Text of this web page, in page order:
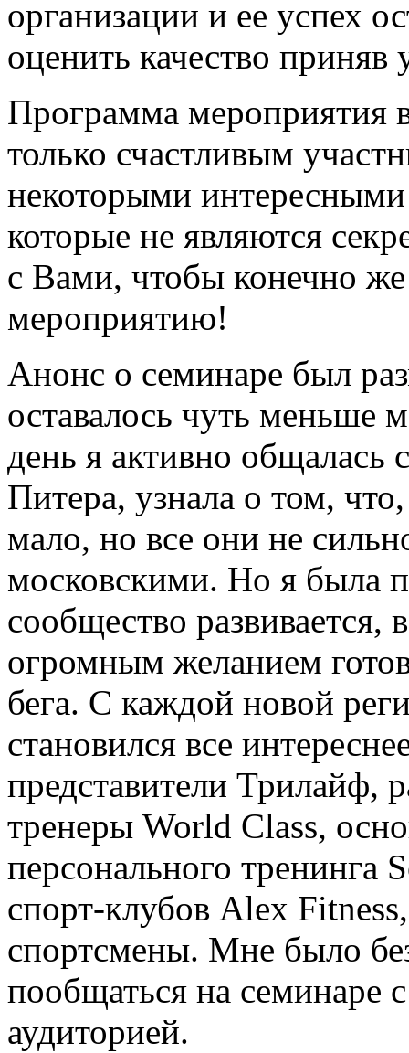
организации и ее успех
оценить качество
Программа мероприятия
только счастливым
некоторыми
которые не являются
с Вами, чтобы конечно
мероприятию!
Анонс о семинаре был
оставалось чуть меньше
день я активно общалась
Питера, узнала о том,
мало, но все они не
московскими. Но я была
сообщество развивается,
огромным желанием
бега. С каждой новой
становился все
представители Трилайф,
тренеры World Class,
персонального тренинга
спорт-клубов Alex
спортсмены. Мне было
пообщаться на семинаре
аудиторией.